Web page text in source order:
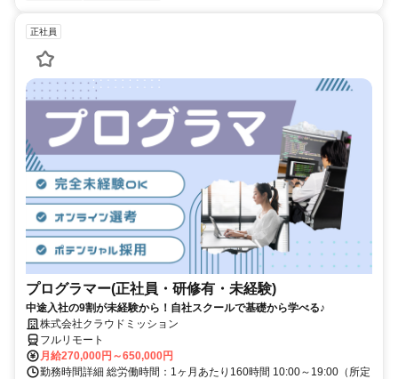
正社員
プログラマー(正社員・研修有・未経験)
中途入社の9割が未経験から！自社スクールで基礎から学べる♪
株式会社クラウドミッション
フルリモート
月給270,000円～650,000円
勤務時間詳細 総労働時間：1ヶ月あたり160時間 10:00～19:00（所定